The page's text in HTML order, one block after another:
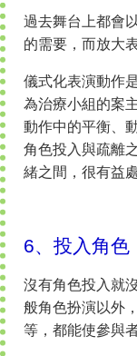
過去舞台上都會
的需要，而放大
儀式化表演動作
為治療小組的案
動作中的平衡、
角色投入與疏離
緒之間，很有益處
6、投入角色
沒有角色投入就
般角色扮演以外
等，都能使參與